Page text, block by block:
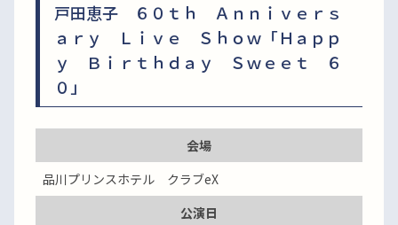
戸田恵子 ６０ｔｈ Ａｎｎｉｖｅｒｓ
ａｒｙ Ｌｉｖｅ Ｓｈｏｗ「Ｈａｐｐ
ｙ Ｂｉｒｔｈｄａｙ Ｓｗｅｅｔ ６
０」
会場
品川プリンスホテル クラブeX
公演日